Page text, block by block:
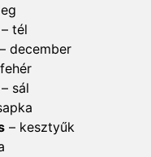
– tél
– december
– sál
– kesztyűk